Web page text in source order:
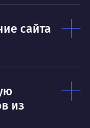
сайта
из